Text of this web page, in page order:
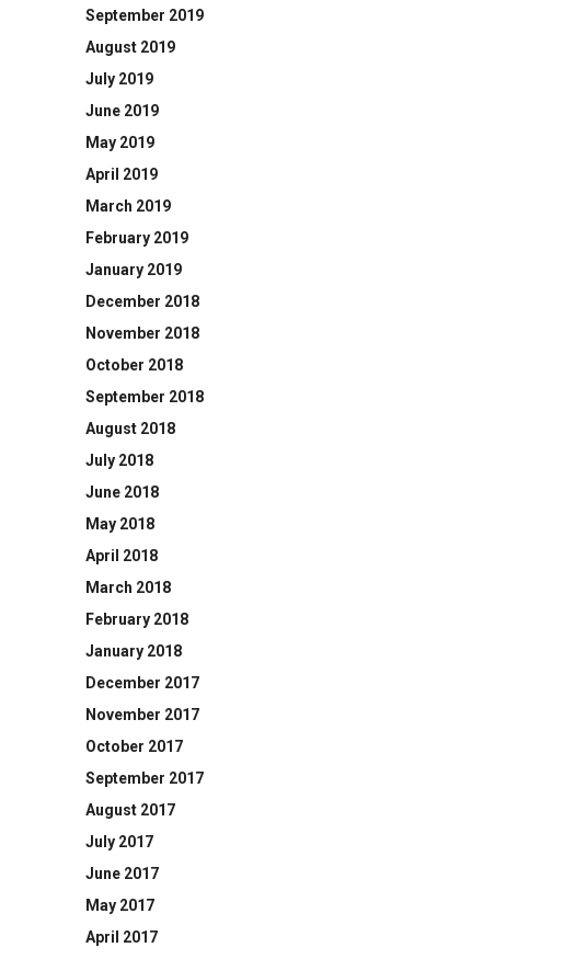
September 2019
August 2019
July 2019
June 2019
May 2019
April 2019
March 2019
February 2019
January 2019
December 2018
November 2018
October 2018
September 2018
August 2018
July 2018
June 2018
May 2018
April 2018
March 2018
February 2018
January 2018
December 2017
November 2017
October 2017
September 2017
August 2017
July 2017
June 2017
May 2017
April 2017